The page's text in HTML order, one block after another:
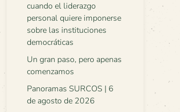
cuando el liderazgo
personal quiere imponerse
sobre las instituciones
democráticas
Un gran paso, pero apenas
comenzamos
Panoramas SURCOS | 6
de agosto de 2026